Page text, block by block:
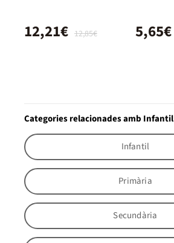
12,85€
12,21€ 5,65€
Categories relacionades amb Infantil
Infantil
Primària
Secundària